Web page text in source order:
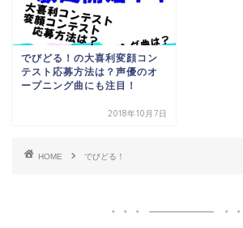
でびどる！の大喜利変顔コン
テスト応募方法は？声優のオ
ープニング曲にも注目！
2018年10月7日
HOME でびどる！